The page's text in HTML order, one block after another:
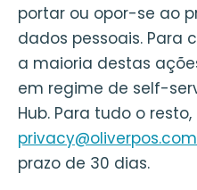
portar ou opor-se ao
dados pessoais. Para
a maioria destas
em regime de self-
Hub. Para tudo o
privacy@oliverpos.com
prazo de 30 dias.